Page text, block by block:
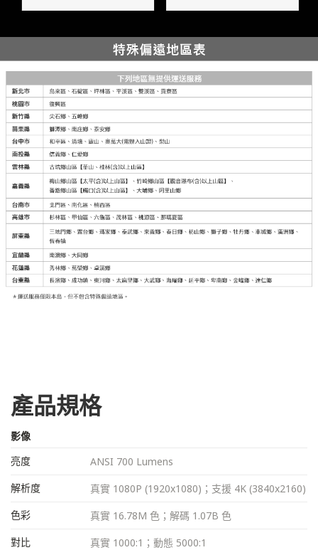
產品規格
影像
亮度
ANSI 700 Lumens
解析度
真實 1080P (1920x1080)；支援 4K (3840x2160)
色彩
真實 16.78M 色；解碼 1.07B 色
對比
真實 1000:1；動態 5000:1